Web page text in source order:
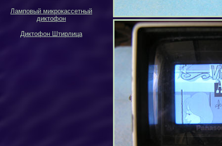
Ламповый микрокассетный
диктофон
Диктофон Штирлица